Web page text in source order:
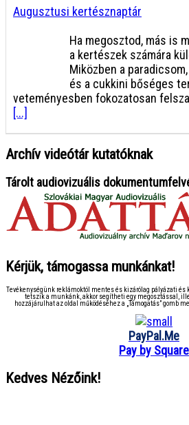
Augusztusi kertésznaptár
Ha megosztod, más is
a kertészek számára
Miközben a
és a cukkini bőséges
veteményesben fokozatosan
[...]
Archív videótár kutatóknak
Tárolt audiovizuális
Kérjük, támogassa munkánkat!
Tevékenységünk reklámoktól mentes és kizárólag pályázati és
tetszik a munkánk, akkor segítheti egy megosztással,
hozzájárulhat az oldal működéséhez a „Támogatás” gomb
PayPal.Me
Pay by Square
Kedves Nézőink!